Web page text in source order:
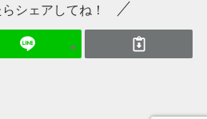
シェアしてね！